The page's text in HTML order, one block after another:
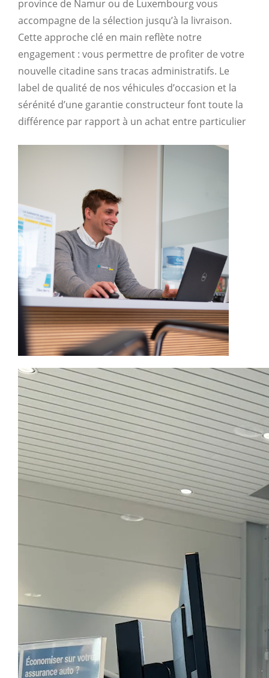
province de Namur ou de Luxembourg vous
accompagne de la sélection jusqu’à la livraison.
Cette approche clé en main reflète notre
engagement : vous permettre de profiter de votre
nouvelle citadine sans tracas administratifs. Le
label de qualité de nos véhicules d’occasion et la
sérénité d’une garantie constructeur font toute la
différence par rapport à un achat entre particulier